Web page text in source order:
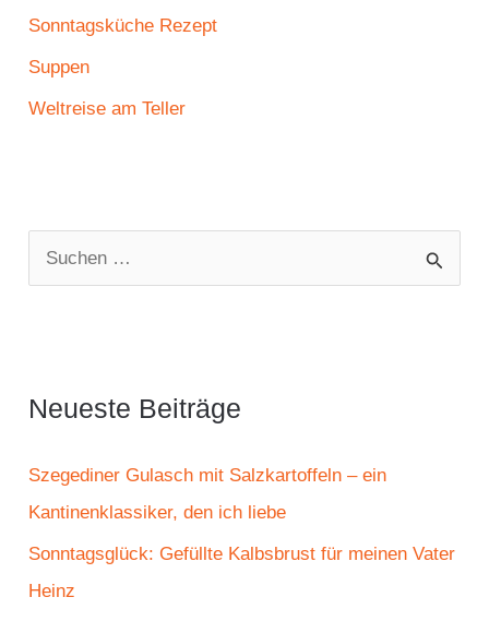
Sonntagsküche Rezept
Suppen
Weltreise am Teller
u
e
n
a
c
h
Neueste Beiträge
Szegediner Gulasch mit Salzkartoffeln – ein
Kantinenklassiker, den ich liebe
Sonntagsglück: Gefüllte Kalbsbrust für meinen Vater
Heinz